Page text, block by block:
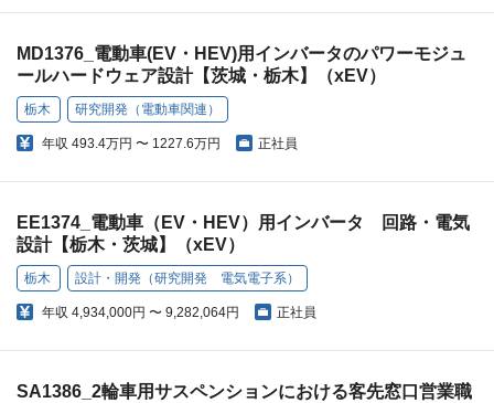
MD1376_電動車(EV・HEV)用インバータのパワーモジュ
ールハードウェア設計【茨城・栃木】（xEV）
栃木 研究開発（電動車関連）
年収 493.4万円 〜 1227.6万円 正社員
EE1374_電動車（EV・HEV）用インバータ 回路・電気
設計【栃木・茨城】（xEV）
栃木 設計・開発（研究開発 電気電子系）
年収 4,934,000円 〜 9,282,064円 正社員
SA1386_2輪車用サスペンションにおける客先窓口営業職